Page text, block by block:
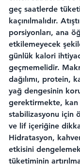
geç saatlerde
kaçınılmalıdır.
porsiyonları, ana
etkilemeyecek
günlük kalori
geçmemelidir.
dağılımı, protein,
yağ dengesinin
gerektirmekte, kan
stabilizasyonu için
ve lif içeriğine
Hidratasyon,
etkisini
tüketiminin